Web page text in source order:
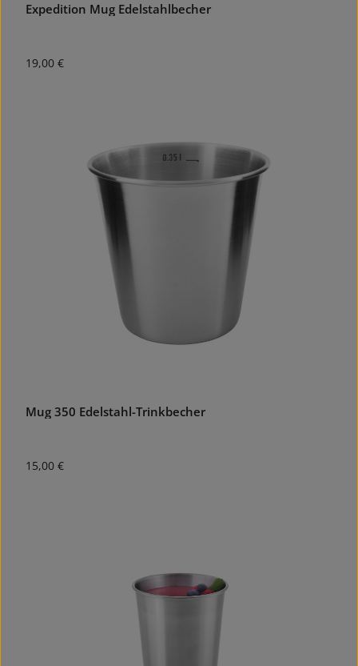
Expedition Mug Edelstahlbecher
Regulärer Preis:
19,00 €
Mug 350 Edelstahl-Trinkbecher
Regulärer Preis:
15,00 €